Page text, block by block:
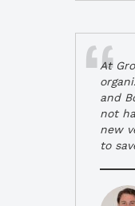
At
and
not
new
to